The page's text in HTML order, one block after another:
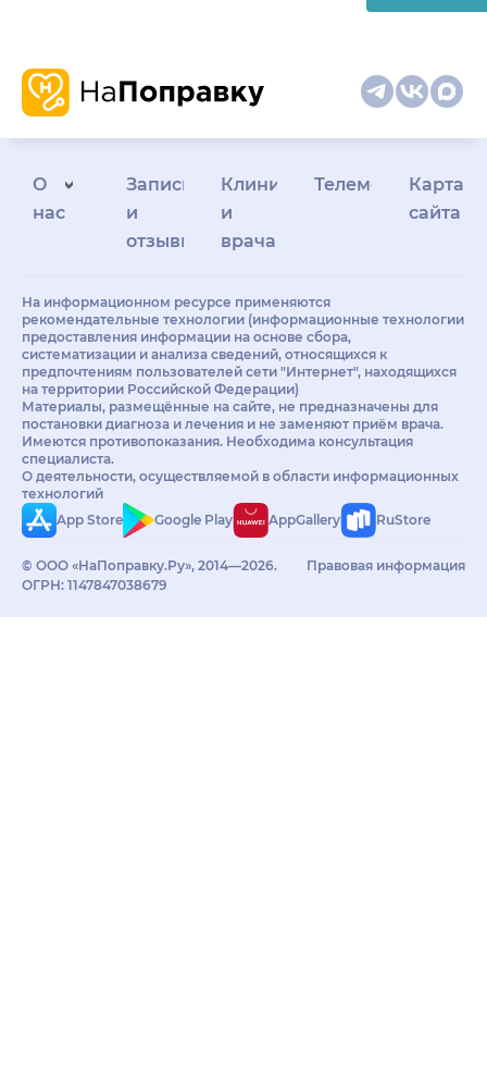
О
нас
Запись
и
отзывы
Клиникам
и
врачам
Телемедицина
Карта
сайта
На информационном ресурсе применяются
рекомендательные технологии (информационные технологии
предоставления информации на основе сбора,
систематизации и анализа сведений, относящихся к
предпочтениям пользователей сети "Интернет", находящихся
на территории Российской Федерации)
Материалы, размещённые на сайте, не предназначены для
постановки диагноза и лечения и не заменяют приём врача.
Имеются противопоказания. Необходима консультация
специалиста.
О деятельности, осуществляемой в области информационных
технологий
App Store
Google Play AppGallery RuStore
© ООО «НаПоправку.Ру», 2014—2026.
ОГРН: 1147847038679
Правовая информация